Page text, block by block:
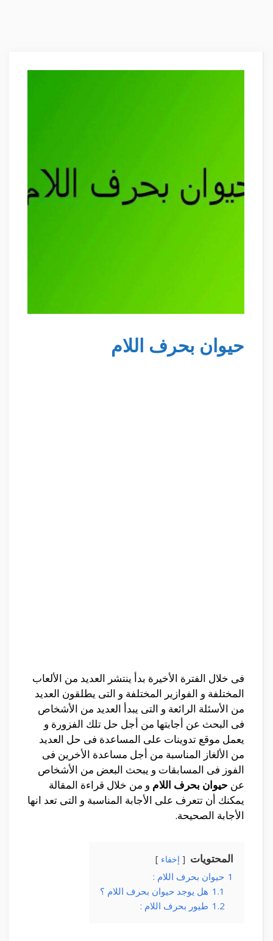
حيوان بحرف اللام
فى خلال الفترة الأخيرة بدأ ينتشر العديد من الألعاب
المختلفة و الفوازير المختلفة و التى يطلقون العديد
من الأسئلة الرائعة و التى يبدأ العديد من الأشخاص
فى البحث عن أجابتها من أجل حل تلك الفزورة و
يعمل موقع تدوينات على المساعدة فى حل العديد
من الألغاز المناسبة من أجل مساعدة الأخرين فى
الفوز فى المسابقات و يبحث البعض من الأشخاص
عن حيوان بحرف اللام و من خلال قراءة المقالة
يمكنك أن تتعرف على الأجابة المناسبة و التى تعد انها
الأجابة الصحيحة.
المحتويات إخفاء
1 حيوان بحرف اللام :
1.1 هل يوجد حيوان بحرف اللام ؟
1.2 طيور بحرف اللام :